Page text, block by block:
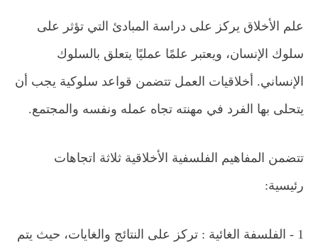
علم الأخلاق يركز على دراسة المبادئ التي تؤثر على
سلوك الإنسان، ويعتبر علمًا عمليًا يتعلق بالسلوك
الإنساني. أخلاقيات العمل تتضمن قواعد سلوكية يجب أن
يتحلى بها الفرد في مهنته تجاه عمله ونفسه والمجتمع.
تتضمن المفاهيم الفلسفية الأخلاقية ثلاثة اتجاهات
رئيسية:
1 - الفلسفة الغائية : تركز على النتائج والغايات، حيث يتم